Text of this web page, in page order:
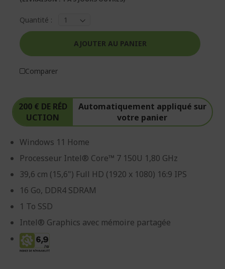
200 € DE RÉD
UCTION
Automatiquement appliqué sur
votre panier
Windows 11 Home
Processeur Intel® Core™ 7 150U 1,80 GHz
39,6 cm (15,6") Full HD (1920 x 1080) 16:9 IPS
16 Go, DDR4 SDRAM
1 To SSD
Intel® Graphics avec mémoire partagée
Quantité :
AJOUTER AU PANIER
Comparer